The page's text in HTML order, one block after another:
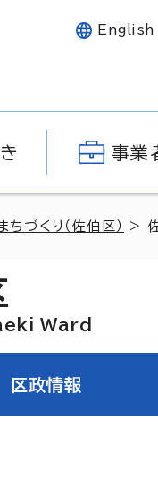
English
事業
ちづくり（佐伯区） >
Ward
区政情報